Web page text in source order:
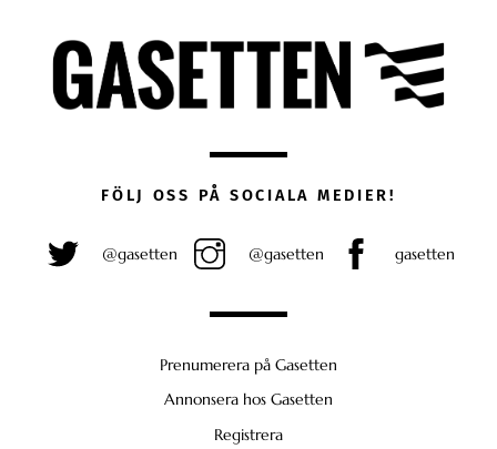
FÖLJ OSS PÅ SOCIALA MEDIER!
@gasetten @gasetten gasetten
Prenumerera på Gasetten
Annonsera hos Gasetten
Registrera